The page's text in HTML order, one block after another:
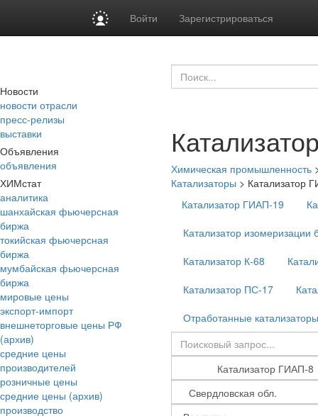
Войти Зарегистрироваться
Новости
новости отрасли
пресс-релизы
выставки
Объявления
объявления
ХИМстат
аналитика
шанхайская фьючерсная
биржа
токийская фьючерсная
биржа
мумбайская фьючерсная
биржа
мировые цены
экспорт-импорт
внешнеторговые цены РФ
(архив)
средние цены
производителей
розничные цены
средние цены (архив)
производство
Химическая промышленность
Катализаторы > Катализатор
Катализатор ГИАП-19
Катализатор изомеризации
Катализатор К-68
Катализатор ПС-17
Отработанные катализаторы